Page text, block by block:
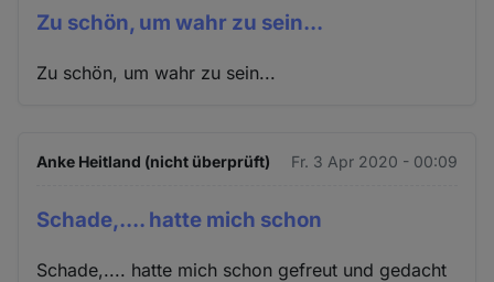
Zu schön, um wahr zu sein...
Zu schön, um wahr zu sein...
Anke Heitland (nicht überprüft) Fr. 3 Apr 2020 - 00:09
Schade,.... hatte mich schon
Schade,.... hatte mich schon gefreut und gedacht